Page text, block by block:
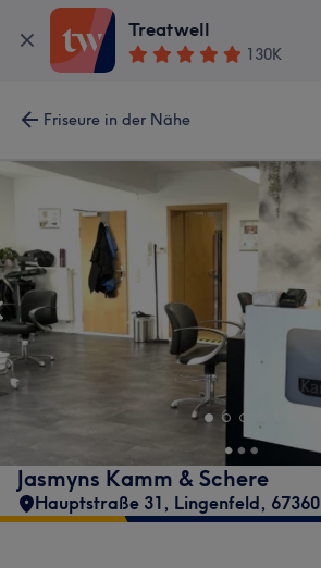
Treatwell
130K
Friseure in der Nähe
Jasmyns Kamm & Schere
Hauptstraße 31, Lingenfeld, 67360